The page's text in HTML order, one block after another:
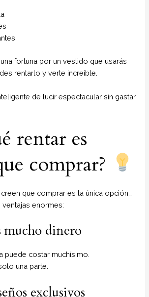
fortuna por un vestido que usarás
rentarlo y verte increíble.
de lucir espectacular sin gastar
rentar es
comprar?
que comprar es la única opción…
enormes:
mucho dinero
puede costar muchísimo.
una parte.
exclusivos